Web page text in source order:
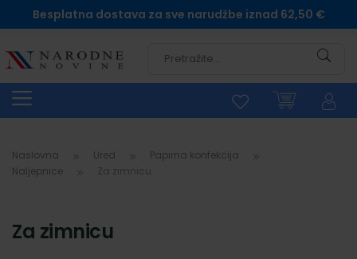
Besplatna dostava za sve narudžbe iznad 62,50 €
Naslovna Ured
Papirna konfekcija
Naljepnice
Za zimnicu